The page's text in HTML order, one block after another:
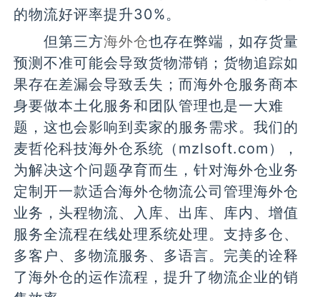
的物流好评率提升30%。
但第三方海外仓也存在弊端，如存货量
预测不准可能会导致货物滞销；货物追踪如
果存在差漏会导致丢失；而海外仓服务商本
身要做本土化服务和团队管理也是一大难
题，这也会影响到卖家的服务需求。我们的
麦哲伦科技海外仓系统（mzlsoft.com），
为解决这个问题孕育而生，针对海外仓业务
定制开一款适合海外仓物流公司管理海外仓
业务，头程物流、入库、出库、库内、增值
服务全流程在线处理系统处理。支持多仓、
多客户、多物流服务、多语言。完美的诠释
了海外仓的运作流程，提升了物流企业的销